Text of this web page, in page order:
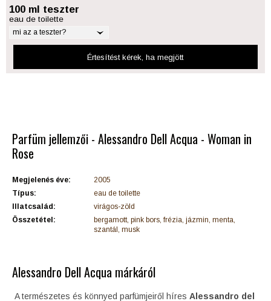
100 ml teszter
eau de toilette
mi az a teszter?
Értesítést kérek, ha megjött
Parfüm jellemzői - Alessandro Dell Acqua - Woman in
Rose
Megjelenés éve:
2005
Típus:
eau de toilette
Illatcsalád:
virágos-zöld
Összetétel:
bergamott, pink bors, frézia, jázmin, menta,
szantál, musk
Alessandro Dell Acqua márkáról
A természetes és könnyed parfümjeiről híres Alessandro del